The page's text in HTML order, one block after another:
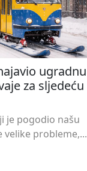
ugradnu
za sljedeću
je pogodio našu
velike probleme,...